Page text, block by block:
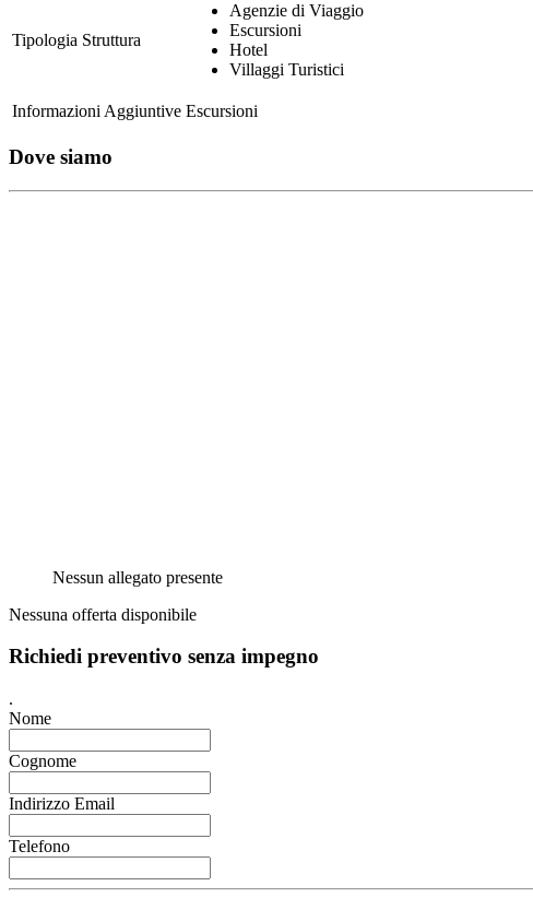
Tipologia Struttura
Agenzie di Viaggio
Escursioni
Hotel
Villaggi Turistici
Informazioni Aggiuntive Escursioni
Dove siamo
Nessun allegato presente
Nessuna offerta disponibile
Richiedi preventivo senza impegno
.
Nome
Cognome
Indirizzo Email
Telefono